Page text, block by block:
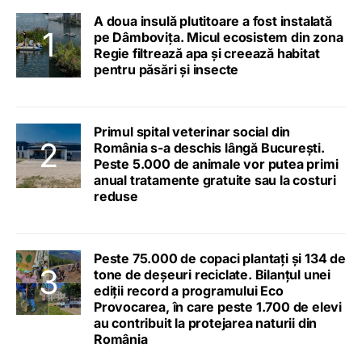
A doua insulă plutitoare a fost instalată
pe Dâmbovița. Micul ecosistem din zona
Regie filtrează apa și creează habitat
pentru păsări și insecte
Primul spital veterinar social din
România s-a deschis lângă București.
Peste 5.000 de animale vor putea primi
anual tratamente gratuite sau la costuri
reduse
Peste 75.000 de copaci plantați și 134 de
tone de deșeuri reciclate. Bilanțul unei
ediții record a programului Eco
Provocarea, în care peste 1.700 de elevi
au contribuit la protejarea naturii din
România